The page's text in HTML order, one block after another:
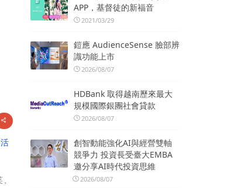
APP，基督徒的新福音
2021/03/29
鎧應 AudienceSense 臉部辨
識功能上市
2026/08/07
HDBank 取得越南歷來最大
規模國際銀團社會貸款
2026/08/07
創智動能強化AI與經營雙軸
競爭力 投資長受臺大EMBA
邀分享AI時代投資思維
2026/08/07